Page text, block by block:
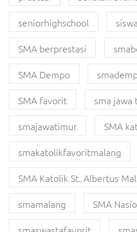
seniorhighschool
SMA berprestasi
SMA Dempo
SMA favorit
sma jawa
smajawatimur
SMA
smakatolikfavoritmalang
SMA Katolik St. Albertus
smamalang
SMA